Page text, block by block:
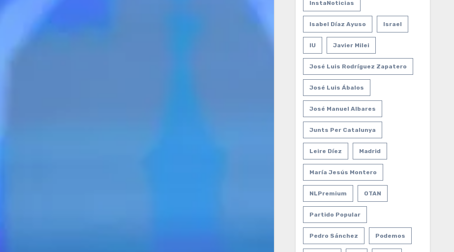
InstaNoticias
Isabel Díaz Ayuso Israel
IU Javier Milei
José Luis Rodríguez Zapatero
José Luis Ábalos
José Manuel Albares
Junts Per Catalunya
Leire Díez Madrid
María Jesús Montero
NLPremium OTAN
Partido Popular
Pedro Sánchez Podemos